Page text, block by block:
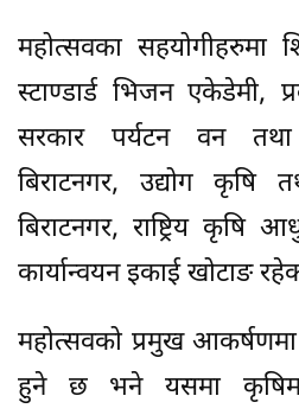
महोत्सवका सहयोगीहरुमा
स्टाण्डार्ड भिजन एकेडेमी,
सरकार पर्यटन वन तथा
बिराटनगर, उद्योग कृषि
बिराटनगर, राष्ट्रिय कृषि
कार्यान्वयन इकाई खोटाङ
महोत्सवको प्रमुख आकर्षणमा
हुने छ भने यसमा कृषिमा